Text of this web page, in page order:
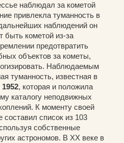
наблюдал за кометой
привлекла туманность в
наблюдений он
быть кометой из-за
предотвратить
объектов за кометы,
Наблюдаемым
туманность, известная в
1952, которая и положила
каталогу неподвижных
К моменту своей
составил список из 103
собственные
астрономов. В XX веке в